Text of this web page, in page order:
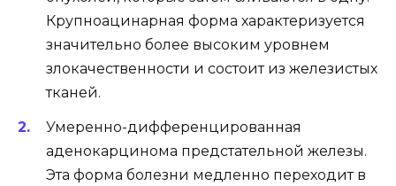
Крупноацинарная форма характеризуется
значительно более высоким уровнем
злокачественности и состоит из железистых
тканей.
Умеренно-дифференцированная
аденокарцинома предстательной железы.
Эта форма болезни медленно переходит в